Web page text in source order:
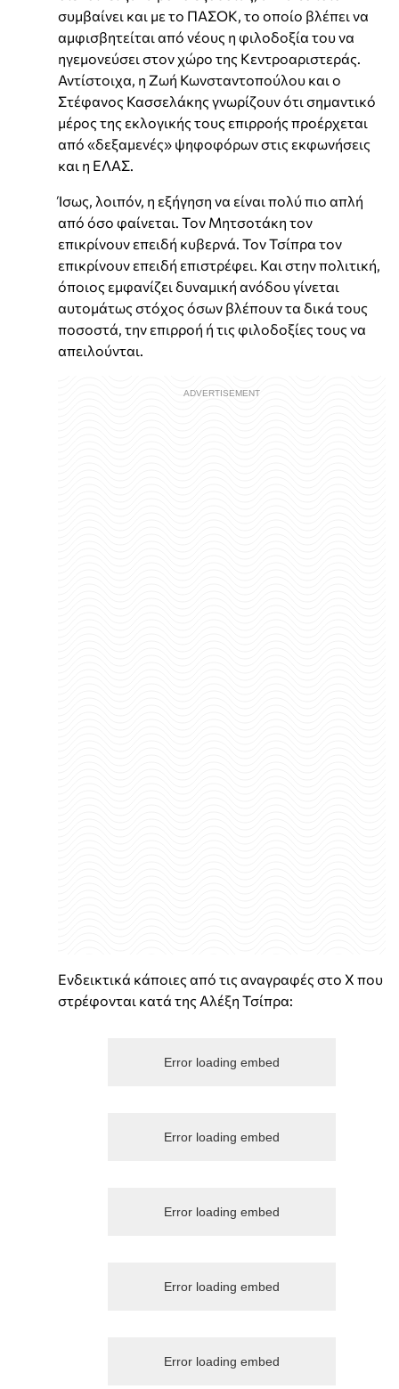
συμβαίνει και με το ΠΑΣΟΚ, το οποίο βλέπει να
αμφισβητείται από νέους η φιλοδοξία του να
ηγεμονεύσει στον χώρο της Κεντροαριστεράς.
Αντίστοιχα, η Ζωή Κωνσταντοπούλου και ο
Στέφανος Κασσελάκης γνωρίζουν ότι σημαντικό
μέρος της εκλογικής τους επιρροής προέρχεται
από «δεξαμενές» ψηφοφόρων στις εκφωνήσεις
και η ΕΛΑΣ.
Ίσως, λοιπόν, η εξήγηση να είναι πολύ πιο απλή
από όσο φαίνεται. Τον Μητσοτάκη τον
επικρίνουν επειδή κυβερνά. Τον Τσίπρα τον
επικρίνουν επειδή επιστρέφει. Και στην πολιτική,
όποιος εμφανίζει δυναμική ανόδου γίνεται
αυτομάτως στόχος όσων βλέπουν τα δικά τους
ποσοστά, την επιρροή ή τις φιλοδοξίες τους να
απειλούνται.
Ενδεικτικά κάποιες από τις αναγραφές στο Χ που
στρέφονται κατά της Αλέξη Τσίπρα:
Error loading embed
Error loading embed
Error loading embed
Error loading embed
Error loading embed